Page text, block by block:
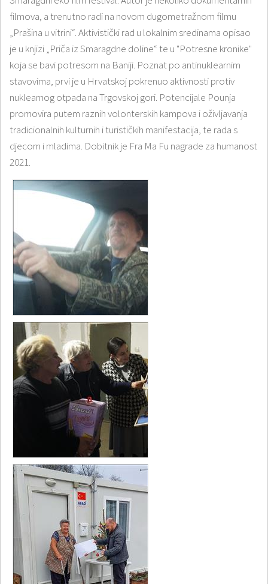
filmova, a trenutno radi na novom dugometražnom filmu
„Prašina u vitrini“. Aktivistički rad u lokalnim sredinama opisao
je u knjizi „Priča iz Smaragdne doline“ te u "Potresne kronike"
koja se bavi potresom na Baniji. Poznat po antinuklearnim
stavovima, prvi je u Hrvatskoj pokrenuo aktivnosti protiv
nuklearnog otpada na Trgovskoj gori. Potencijale Pounja
promovira putem raznih volonterskih kampova i oživljavanja
tradicionalnih kulturnih i turističkih manifestacija, te rada s
djecom i mladima. Dobitnik je Fra Ma Fu nagrade za humanost
2021.